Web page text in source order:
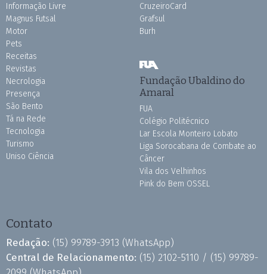
Informação Livre
Magnus Futsal
Motor
Pets
Receitas
Revistas
Necrologia
Presença
São Bento
Tá na Rede
Tecnologia
Turismo
Uniso Ciência
CruzeiroCard
Grafsul
Burh
Fundação Ubaldino do
Amaral
FUA
Colégio Politécnico
Lar Escola Monteiro Lobato
Liga Sorocabana de Combate ao
Câncer
Vila dos Velhinhos
Pink do Bem OSSEL
Contato
Redação: (15) 99789-3913 (WhatsApp)
Central de Relacionamento: (15) 2102-5110 / (15) 99789-